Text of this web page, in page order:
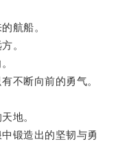
航船。
。
断向前的勇气。
地。
锻造出的坚韧与勇